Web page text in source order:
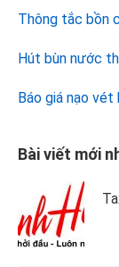
Thông tắc bồn
Hút bùn nước
Báo giá nạo vét
Bài viết mới